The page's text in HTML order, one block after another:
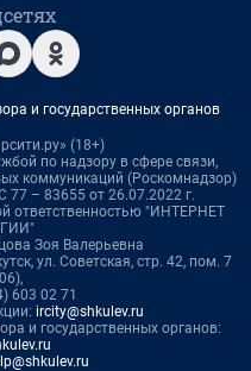
и государственных органов
(18+)
по надзору в сфере связи,
коммуникаций (Роскомнадзор)
– 83655 от 26.07.2022 г.
ответственностью "ИНТЕРНЕТ
Зоя Валерьевна
ул. Советская, стр. 42, пом. 7
603 02 71
ircity@shkulev.ru
и государственных органов: